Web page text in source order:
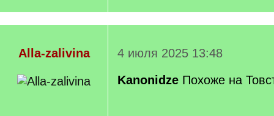
Alla-zalivina
4 июля 2025 13:48
Kanonidze Похоже на